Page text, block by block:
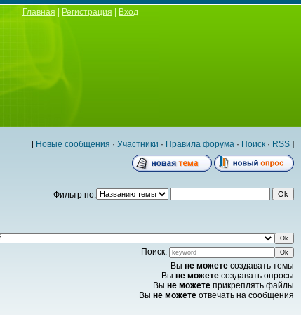
Главная Регистрация Вход
[ Новые сообщения · Участники · Правила форума · Поиск · RSS ]
Фильтр по:
Поиск:
Вы не можете создавать темы
Вы не можете создавать опросы
Вы не можете прикреплять файлы
Вы не можете отвечать на сообщения